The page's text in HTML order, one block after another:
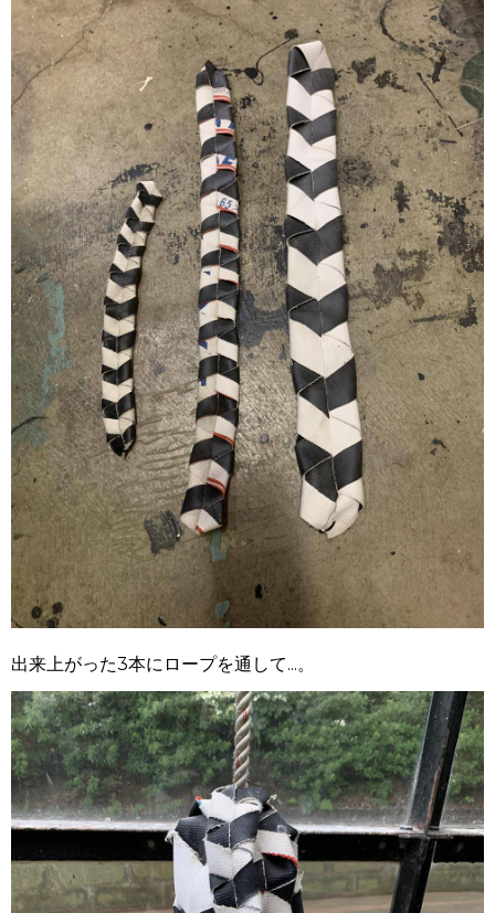
出来上がった3本にロープを通して...。